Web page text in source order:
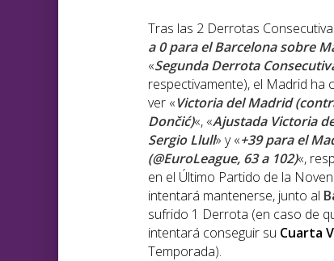
Tras las 2 Derrotas
a 0 para el Barcelona sobre
«Segunda Derrota
respectivamente), el Madrid ha
ver «Victoria del Madrid
Dončić)«, «Ajustada Victoria
Sergio Llull» y «+39 para el
(@EuroLeague, 63 a 102)«,
en el Último Partido de la
intentará mantenerse, junto al
sufrido 1 Derrota (en caso de
intentará conseguir su Cuarta
Temporada).